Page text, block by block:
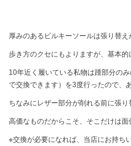
厚みのあるビルキーソールは張り替え
歩き方のクセにもよりますが、基本的
10年近く履いている私物は踵部分の
で交換できます）を3度行ったので、
ちなみにレザー部分が削れる前に張り
高価なものだからこそ、そこだけは面
※交換が必要になれば、当店にお持ち